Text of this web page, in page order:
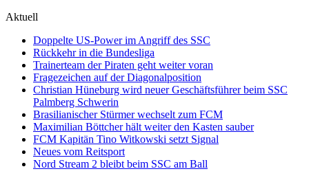
Aktuell
Doppelte US-Power im Angriff des SSC
Rückkehr in die Bundesliga
Trainerteam der Piraten geht weiter voran
Fragezeichen auf der Diagonalposition
Christian Hüneburg wird neuer Geschäftsführer beim SSC
Palmberg Schwerin
Brasilianischer Stürmer wechselt zum FCM
Maximilian Böttcher hält weiter den Kasten sauber
FCM Kapitän Tino Witkowski setzt Signal
Neues vom Reitsport
Nord Stream 2 bleibt beim SSC am Ball